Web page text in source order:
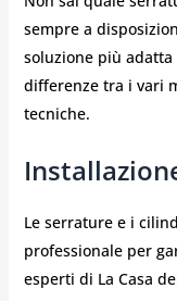
sempre a
soluzione più
differenze tra i vari
tecniche.
Le serrature e i
professionale per
esperti di La Casa